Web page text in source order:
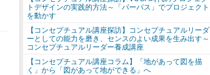
トデザインの実践的方法～「パーパス」でプロジェクト
を動かす
【コンセプチュアル講座探訪】コンセプチュアルリーダ
ーとしての能力を磨き、センスのよい成果を生み出す～
コンセプチュアルリーダー養成講座
【コンセプチュアル講座コラム】「地があって図を描
く」から「図があって地ができる」へ